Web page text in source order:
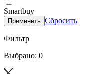
Smartbuy
Применить Сбросить
Фильтр
Выбрано: 0